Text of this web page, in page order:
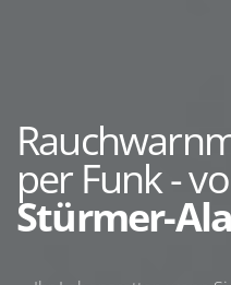
per Funk -
Stürmer-